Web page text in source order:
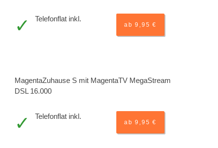
Telefonflat inkl.
ab 9,95 €
MagentaZuhause S mit MagentaTV MegaStream
DSL 16.000
Telefonflat inkl.
ab 9,95 €